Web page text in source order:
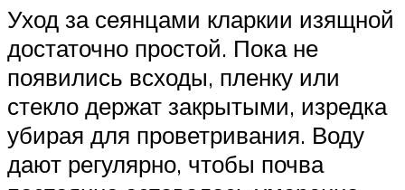
Уход за сеянцами кларкии изящной
достаточно простой. Пока не
появились всходы, пленку или
стекло держат закрытыми, изредка
убирая для проветривания. Воду
дают регулярно, чтобы почва